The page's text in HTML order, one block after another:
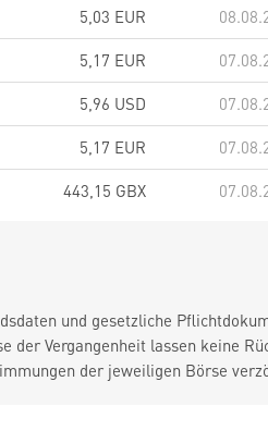
5,03 EUR
5,17 EUR
5,96 USD
5,17 EUR
443,15 GBX
und gesetzliche
der Vergangenheit lassen keine
der jeweiligen Börse